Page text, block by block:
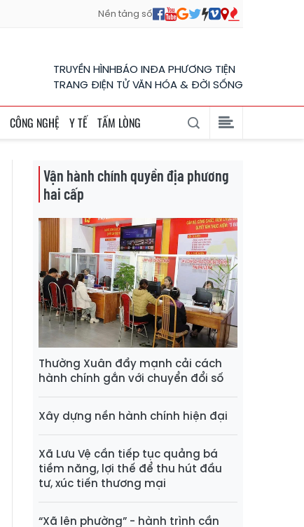
Nền tảng số
TRUYỀN HÌNHBÁO INĐA PHƯƠNG TIỆN
TRANG ĐIỆN TỬ VĂN HÓA & ĐỜI SỐNG
CÔNG NGHỆ Y TẾ TẤM LÒNG
Vận hành chính quyền địa phương
hai cấp
Thường Xuân đẩy mạnh cải cách
hành chính gắn với chuyển đổi số
Xây dựng nền hành chính hiện đại
Xã Lưu Vệ cần tiếp tục quảng bá
tiềm năng, lợi thế để thu hút đầu
tư, xúc tiến thương mại
“Xã lên phường” - hành trình cần